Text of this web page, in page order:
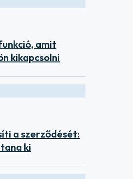
amit
kikapcsolni
a szerződését:
ki